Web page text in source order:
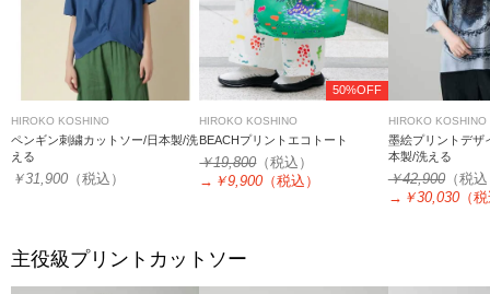
HIROKO KOSHINO
ペンギン刺繍カットソー/日本製/洗
える
￥31,900 （税込）
50%OFF
HIROKO KOSHINO
BEACHプリントエコトート
￥19,800（税込）
→ ￥9,900 （税込）
HIROKO KOSHINO
墨絵プリントデザ
本製/洗える
￥42,900（税
→ ￥30,030（
主役級プリントカットソー